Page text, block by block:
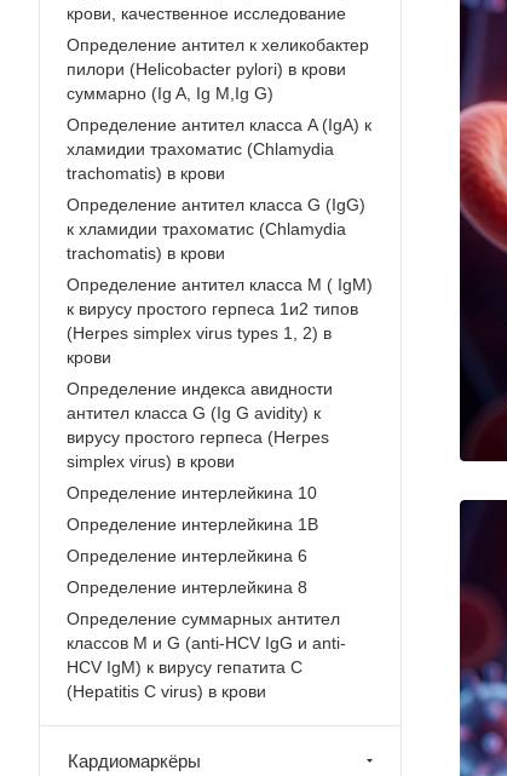
крови, качественное исследование
Определение антител к хеликобактер
пилори (Helicobacter pylori) в крови
суммарно (Ig A, Ig M,Ig G)
Определение антител класса A (IgA) к
хламидии трахоматис (Chlamydia
trachomatis) в крови
Определение антител класса G (IgG)
к хламидии трахоматис (Chlamydia
trachomatis) в крови
Определение антител класса М ( IgM)
к вирусу простого герпеса 1и2 типов
(Herpes simplex virus types 1, 2) в
крови
Определение индекса авидности
антител класса G (Ig G avidity) к
вирусу простого герпеса (Herpes
simplex virus) в крови
Определение интерлейкина 10
Определение интерлейкина 1B
Определение интерлейкина 6
Определение интерлейкина 8
Определение суммарных антител
классов М и G (anti-HCV IgG и anti-
HCV IgM) к вирусу гепатита С
(Hepatitis С virus) в крови
Кардиомаркёры